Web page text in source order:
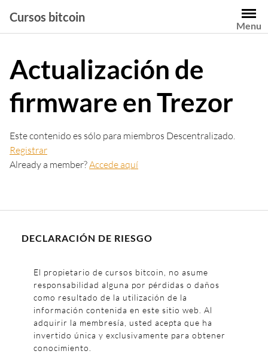
contenido
Cursos bitcoin
Menu
Actualización de
firmware en Trezor
Este contenido es sólo para miembros Descentralizado.
Registrar
Already a member?Accede aquí
DECLARACIÓN DE RIESGO
El propietario de cursos bitcoin, no asume
responsabilidad alguna por pérdidas o daños
como resultado de la utilización de la
información contenida en este sitio web. Al
adquirir la membresía, usted acepta que ha
invertido única y exclusivamente para obtener
conocimiento.